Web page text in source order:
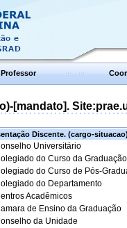
Professor
[mandato].
Discente. (cargo-
Universitário
do Curso da Graduação
do Curso de Pós-
do Departamento
Acadêmicos
de Ensino da Graduação
da Unidade